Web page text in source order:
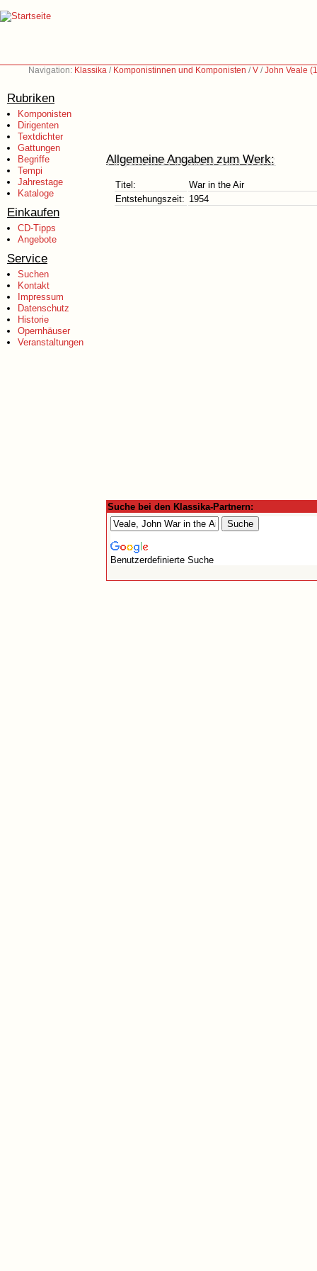
Navigation: Klassika / Komponistinnen und Komponisten /V /John Veale
Rubriken
Komponisten
Dirigenten
Textdichter
Gattungen
Begriffe
Tempi
Jahrestage
Kataloge
Einkaufen
CD-Tipps
Angebote
Service
Suchen
Kontakt
Impressum
Datenschutz
Historie
Opernhäuser
Veranstaltungen
Allgemeine Angaben zum Werk:
Titel:
War in the Air
Entstehungszeit: 1954
Suche bei den Klassika-Partnern:
Benutzerdefinierte Suche